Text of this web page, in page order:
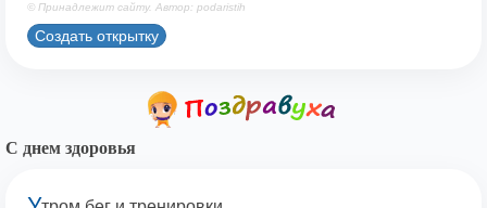
© Принадлежит сайту. Автор: podaristih
Создать открытку
С днем здоровья